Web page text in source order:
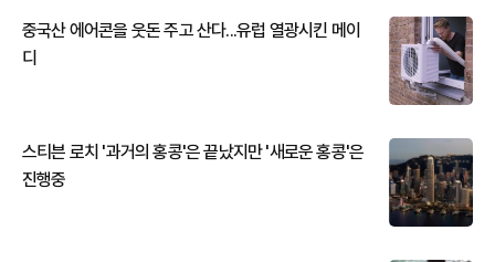
중국산 에어콘을 웃돈 주고 산다...유럽 열광시킨 메이
디
스티븐 로치 '과거의 홍콩'은 끝났지만 '새로운 홍콩'은
진행중